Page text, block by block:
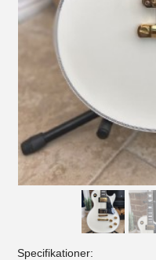
Specifikationer: